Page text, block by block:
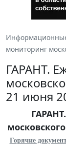
мониторинг
ГАРАНТ.
21 июня
Горячие